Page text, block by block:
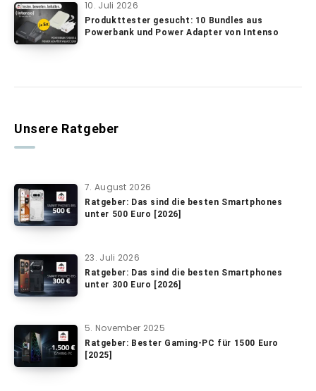
10. Juli 2026
Produkttester gesucht: 10 Bundles aus
Powerbank und Power Adapter von Intenso
Unsere Ratgeber
7. August 2026
Ratgeber: Das sind die besten Smartphones
unter 500 Euro [2026]
23. Juli 2026
Ratgeber: Das sind die besten Smartphones
unter 300 Euro [2026]
5. November 2025
Ratgeber: Bester Gaming-PC für 1500 Euro
[2025]